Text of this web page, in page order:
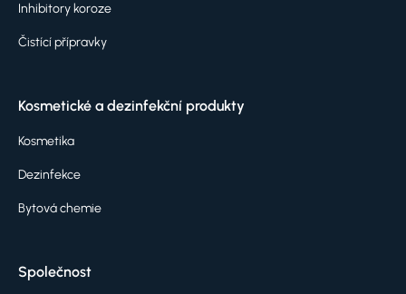
Inhibitory koroze
Čistící přípravky
Kosmetické a dezinfekční produkty
Kosmetika
Dezinfekce
Bytová chemie
Společnost